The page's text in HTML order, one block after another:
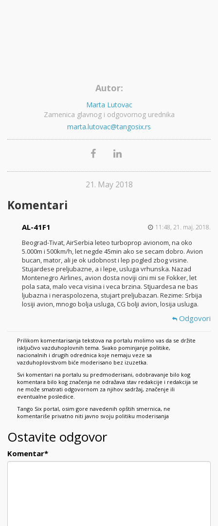
Autor:
Marta Lutovac
Zamenica glavnog i odgovornog urednika
marta.lutovac@tangosix.rs
21. May 2018
Komentari
AL-41F1 11:48, 21. maj. 2018.
Beograd-Tivat, AirSerbia leteo turboprop avionom, na oko
5.000m i 500km/h, let negde 45min ako se secam dobro. Avion
bucan, mator, ali je ok udobnost i lep pogled zbog visine.
Stujardese preljubazne, a i lepe, usluga vrhunska. Nazad
Montenegro Airlines, avion dosta noviji cini mi se Fokker, let
pola sata, malo veca visina i veca brzina. Stjuardesa ne bas
ljubazna i neraspolozena, stujart preljubazan. Rezime: Srbija
losiji avion, mnogo bolja usluga, CG bolji avion, losija usluga.
Odgovori
Prilikom komentarisanja tekstova na portalu molimo vas da se držite
isključivo vazduhoplovnih tema. Svako pominjanje politike,
nacionalnih i drugih odrednica koje nemaju veze sa
vazduhoplovstvom biće moderisano bez izuzetka.
Svi komentari na portalu su predmoderisani, odobravanje bilo kog
komentara bilo kog značenja ne odražava stav redakcije i redakcija se
ne može smatrati odgovornom za njihov sadržaj, značenje ili
eventualne posledice.
Tango Six portal, osim gore navedenih opštih smernica, ne
komentariše privatno niti javno svoju politiku moderisanja
Ostavite odgovor
Komentar*